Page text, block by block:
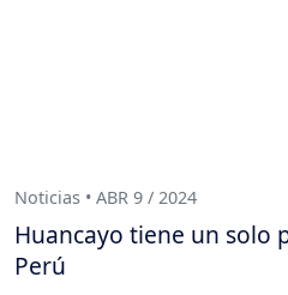
Noticias • ABR 9 / 2024
Huancayo tiene un solo
Perú